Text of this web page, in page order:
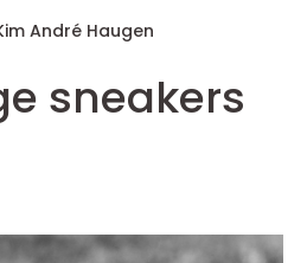
André Haugen
sneakers